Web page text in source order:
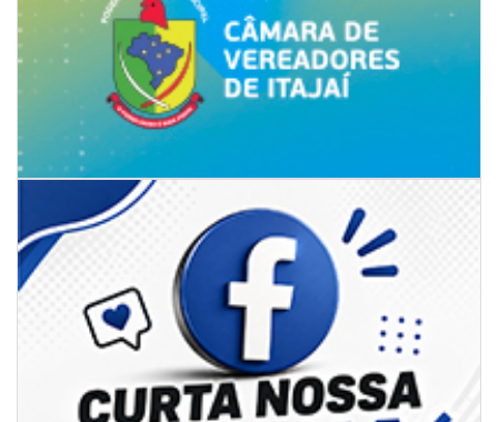
05/08/2026 | 07:00
Rede Municipal de Ensino inicia entrega de novos uniformes para
merendeiras
GERAL